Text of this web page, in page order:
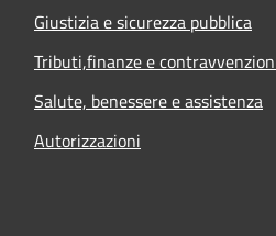
Giustizia e sicurezza pubblica
Tributi,finanze e
Salute, benessere e assistenza
Autorizzazioni